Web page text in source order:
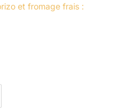
et fromage frais :